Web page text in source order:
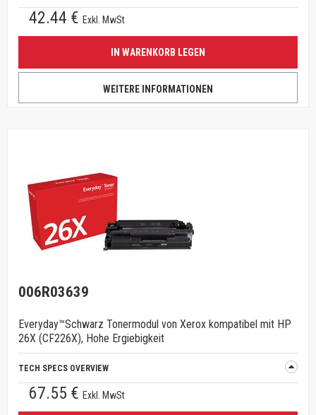
42.44 € Exkl. MwSt
IN WARENKORB LEGEN
WEITERE INFORMATIONEN
006R03639
Everyday™Schwarz Tonermodul von Xerox kompatibel mit HP
26X (CF226X), Hohe Ergiebigkeit
TECH SPECS OVERVIEW
67.55 € Exkl. MwSt